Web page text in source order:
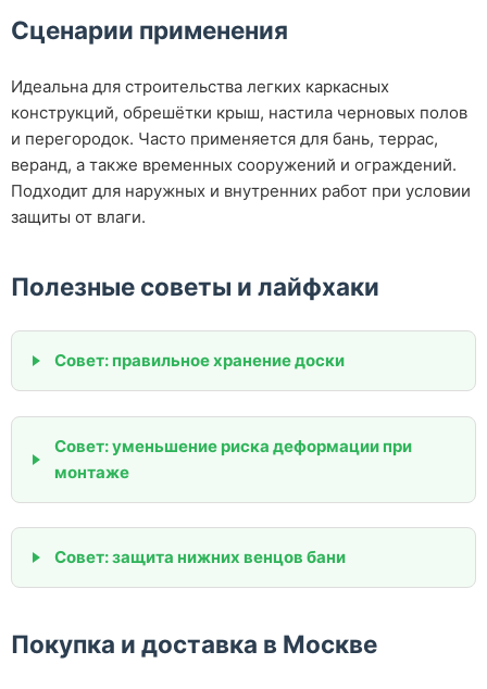
Сценарии применения
Идеальна для строительства легких каркасных
конструкций, обрешётки крыш, настила черновых полов
и перегородок. Часто применяется для бань, террас,
веранд, а также временных сооружений и ограждений.
Подходит для наружных и внутренних работ при условии
защиты от влаги.
Полезные советы и лайфхаки
Совет: правильное хранение доски
Совет: уменьшение риска деформации при
монтаже
Совет: защита нижних венцов бани
Покупка и доставка в Москве